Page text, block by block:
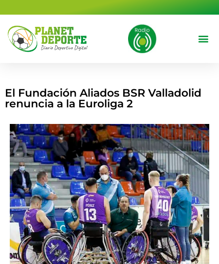
El Fundación Aliados BSR Valladolid
renuncia a la Euroliga 2